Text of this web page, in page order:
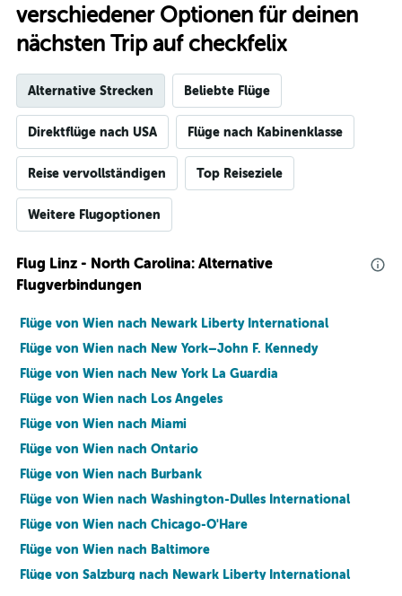
verschiedener Optionen für deinen
nächsten Trip auf checkfelix
Alternative Strecken Beliebte Flüge
Direktflüge nach USA Flüge nach Kabinenklasse
Reise vervollständigen Top Reiseziele
Weitere Flugoptionen
Flug Linz - North Carolina: Alternative
Flugverbindungen
Flüge von Wien nach Newark Liberty International
Flüge von Wien nach New York–John F. Kennedy
Flüge von Wien nach New York La Guardia
Flüge von Wien nach Los Angeles
Flüge von Wien nach Miami
Flüge von Wien nach Ontario
Flüge von Wien nach Burbank
Flüge von Wien nach Washington-Dulles International
Flüge von Wien nach Chicago-O'Hare
Flüge von Wien nach Baltimore
Flüge von Salzburg nach Newark Liberty International